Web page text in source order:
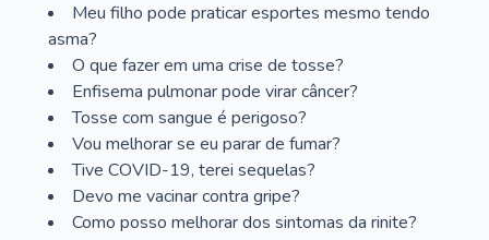
Meu filho pode praticar esportes mesmo tendo
asma?
O que fazer em uma crise de tosse?
Enfisema pulmonar pode virar câncer?
Tosse com sangue é perigoso?
Vou melhorar se eu parar de fumar?
Tive COVID-19, terei sequelas?
Devo me vacinar contra gripe?
Como posso melhorar dos sintomas da rinite?